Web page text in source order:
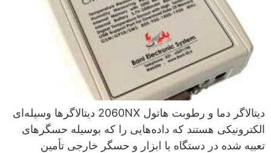
دیتالاگر دما و رطوبت هاتول 2060NX دیتالاگرها وسیله‌ای
الکترونیکی هستند که داده‌هایی را که بوسیله حسگرهای
تعبیه شده در دستگاه یا ابزار و حسگر خارجی تأمین